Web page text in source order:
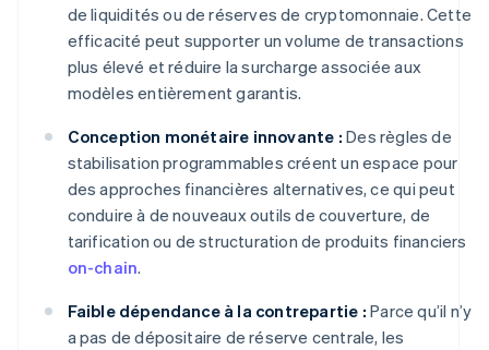
de liquidités ou de réserves de cryptomonnaie. Cette
efficacité peut supporter un volume de transactions
plus élevé et réduire la surcharge associée aux
modèles entièrement garantis.
Conception monétaire innovante : Des règles de
stabilisation programmables créent un espace pour
des approches financières alternatives, ce qui peut
conduire à de nouveaux outils de couverture, de
tarification ou de structuration de produits financiers
on-chain.
Faible dépendance à la contrepartie : Parce qu’il n’y
a pas de dépositaire de réserve centrale, les